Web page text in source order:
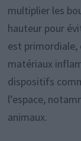
multiplier les
hauteur pour
est primordiale,
matériaux
dispositifs
l’espace,
animaux.